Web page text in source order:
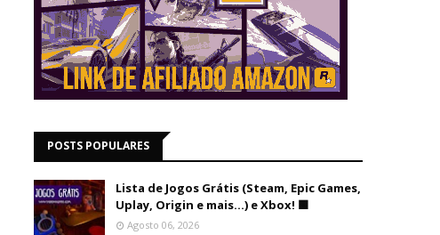
POSTS POPULARES
Lista de Jogos Grátis (Steam, Epic Games,
Uplay, Origin e mais...) e Xbox! 🟩
Agosto 06, 2026